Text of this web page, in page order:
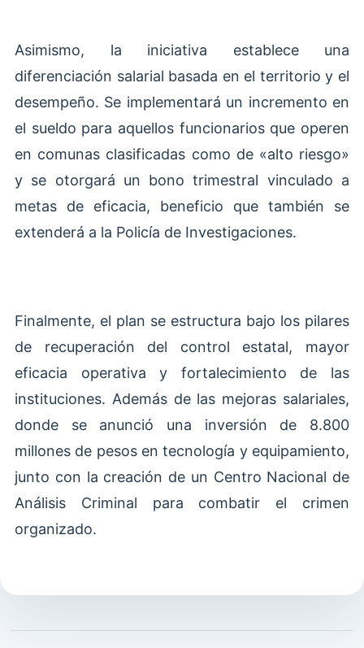
Asimismo, la iniciativa establece una
diferenciación salarial basada en el territorio y el
desempeño. Se implementará un incremento en
el sueldo para aquellos funcionarios que operen
en comunas clasificadas como de «alto riesgo»
y se otorgará un bono trimestral vinculado a
metas de eficacia, beneficio que también se
extenderá a la Policía de Investigaciones.
Finalmente, el plan se estructura bajo los pilares
de recuperación del control estatal, mayor
eficacia operativa y fortalecimiento de las
instituciones. Además de las mejoras salariales,
donde se anunció una inversión de 8.800
millones de pesos en tecnología y equipamiento,
junto con la creación de un Centro Nacional de
Análisis Criminal para combatir el crimen
organizado.